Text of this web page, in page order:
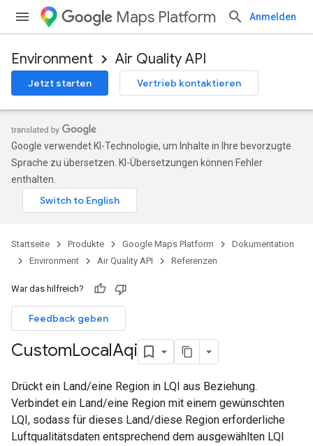
Maps Platform Anmelden
Environment Air Quality API
Jetzt starten Vertrieb kontaktieren
Google verwendet KI-Technologie, um Inhalte in Ihre bevorzugte
Sprache zu übersetzen. KI-Übersetzungen können Fehler
enthalten.
Startseite Produkte Google Maps Platform
Dokumentation
Environment
Air Quality API Referenzen
War das hilfreich?
Feedback geben
CustomLocalAqi
Drückt ein Land/eine Region in LQI aus Beziehung.
Verbindet ein Land/eine Region mit einem gewünschten
LQI, sodass für dieses Land/diese Region erforderliche
Luftqualitätsdaten entsprechend dem ausgewählten LQI